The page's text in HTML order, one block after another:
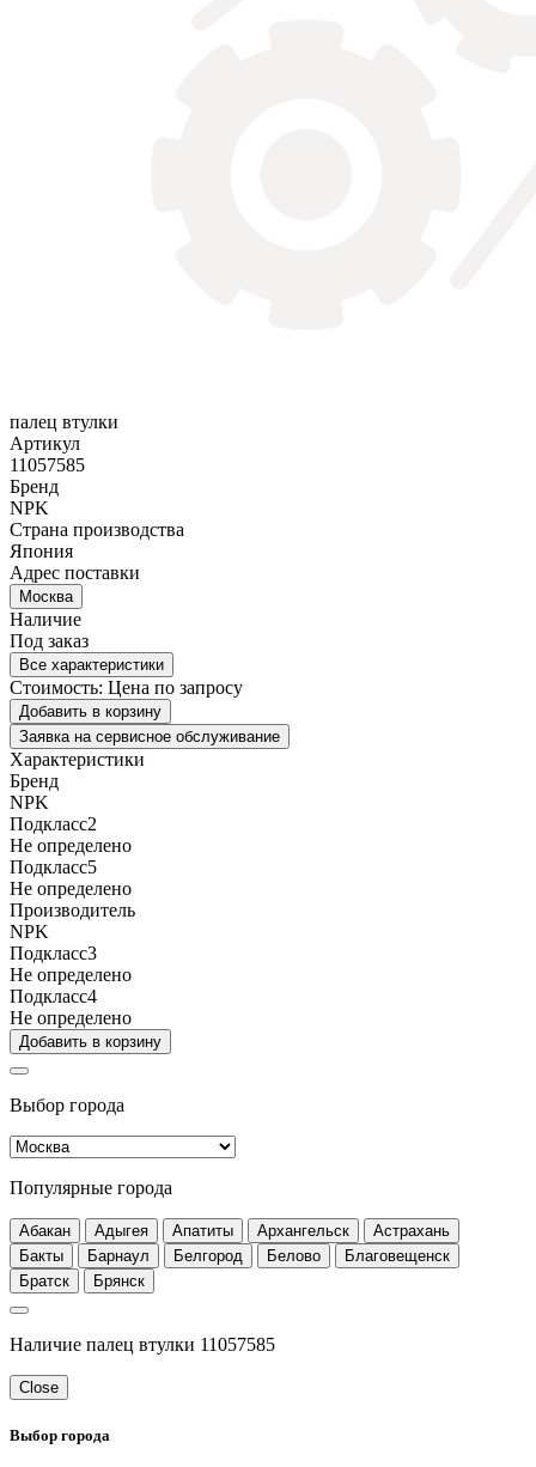
палец втулки
Артикул
11057585
Бренд
NPK
Страна производства
Япония
Адрес поставки
Москва
Наличие
Под заказ
Все характеристики
Стоимость: Цена по запросу
Добавить в корзину
Заявка на сервисное обслуживание
Характеристики
Бренд
NPK
Подкласс2
Не определено
Подкласс5
Не определено
Производитель
NPK
Подкласс3
Не определено
Подкласс4
Не определено
Добавить в корзину
Выбор города
Популярные города
Абакан Адыгея Апатиты Архангельск
Астрахань
Бакты
Барнаул Белгород Белово
Благовещенск
Братск
Брянск
Наличие палец втулки 11057585
Close
Выбор города